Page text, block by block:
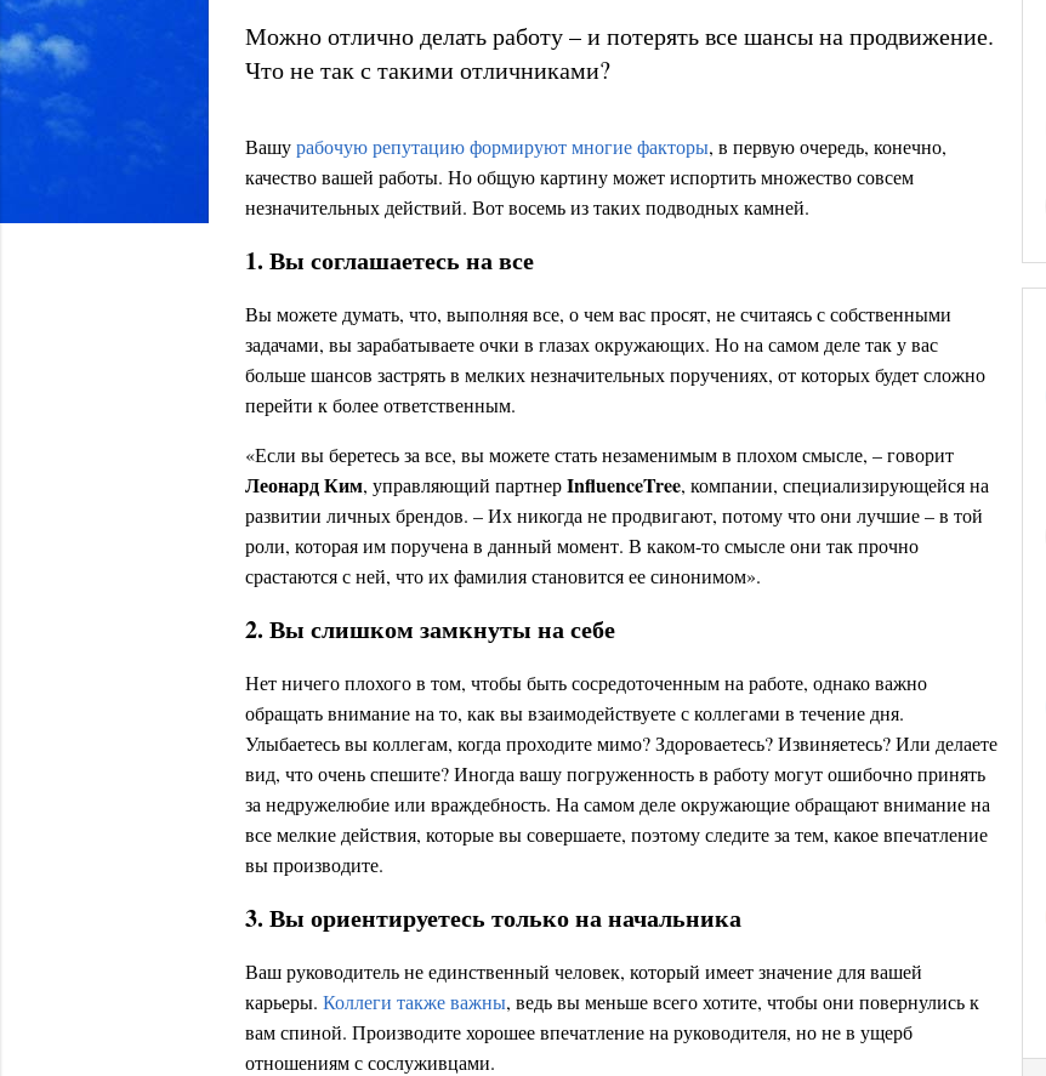
Можно отлично делать работу – и потерять все шансы на продвижение.
Что не так с такими отличниками?
Вашурабочую репутацию формируют многие факторы, в первую очередь, конечно,
качество вашей работы. Но общую картину может испортить множество совсем
незначительных действий. Вот восемь из таких подводных камней.
1. Вы соглашаетесь на все
Вы можете думать, что, выполняя все, о чем вас просят, не считаясь с собственными
задачами, вы зарабатываете очки в глазах окружающих. Но на самом деле так у вас
больше шансов застрять в мелких незначительных поручениях, от которых будет сложно
перейти к более ответственным.
«Если вы беретесь за все, вы можете стать незаменимым в плохом смысле, – говорит
Леонард Ким, управляющий партнерInfluenceTree, компании, специализирующейся на
развитии личных брендов. – Их никогда не продвигают, потому что они лучшие – в той
роли, которая им поручена в данный момент. В каком-то смысле они так прочно
срастаются с ней, что их фамилия становится ее синонимом».
2. Вы слишком замкнуты на себе
Нет ничего плохого в том, чтобы быть сосредоточенным на работе, однако важно
обращать внимание на то, как вы взаимодействуете с коллегами в течение дня.
Улыбаетесь вы коллегам, когда проходите мимо? Здороваетесь? Извиняетесь? Или делаете
вид, что очень спешите? Иногда вашу погруженность в работу могут ошибочно принять
за недружелюбие или враждебность. На самом деле окружающие обращают внимание на
все мелкие действия, которые вы совершаете, поэтому следите за тем, какое впечатление
вы производите.
3. Вы ориентируетесь только на начальника
Ваш руководитель не единственный человек, который имеет значение для вашей
карьеры. Коллеги также важны, ведь вы меньше всего хотите, чтобы они повернулись к
вам спиной. Производите хорошее впечатление на руководителя, но не в ущерб
отношениям с сослуживцами.